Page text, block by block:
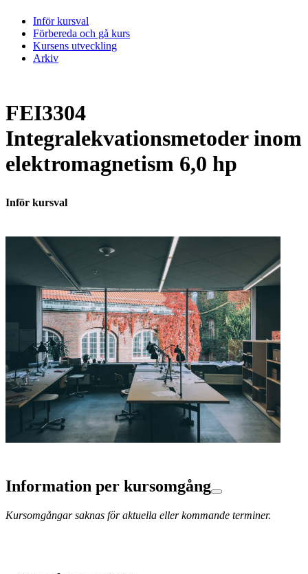
Inför kursval
Förbereda och gå kurs
Kursens utveckling
Arkiv
FEI3304
Integralekvationsmetoder inom
elektromagnetism 6,0 hp
Inför kursval
Information per kursomgång
Kursomgångar saknas för aktuella eller kommande terminer.